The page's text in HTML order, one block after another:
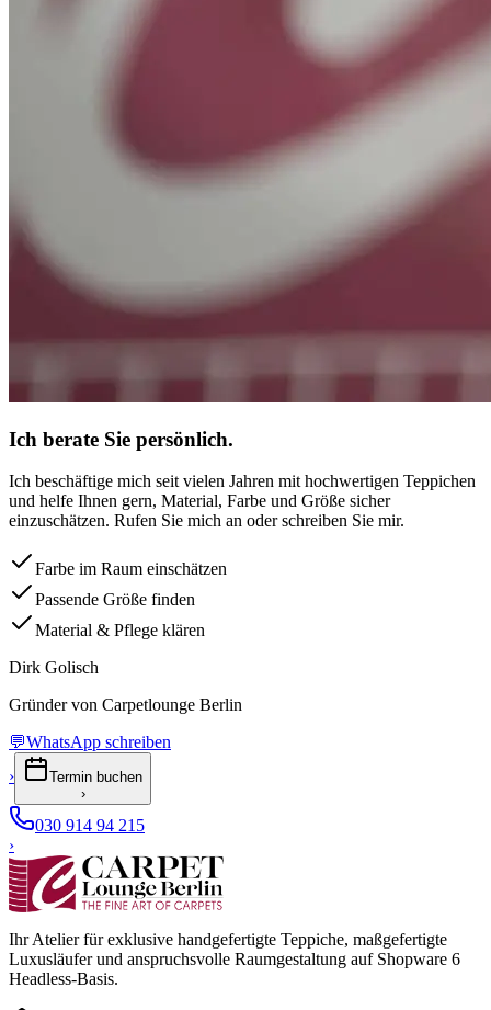
Ich berate Sie persönlich.
Ich beschäftige mich seit vielen Jahren mit hochwertigen Teppichen
und helfe Ihnen gern, Material, Farbe und Größe sicher
einzuschätzen. Rufen Sie mich an oder schreiben Sie mir.
Farbe im Raum einschätzen
Passende Größe finden
Material & Pflege klären
Dirk Golisch
Gründer von Carpetlounge Berlin
💬WhatsApp schreiben
›
Termin buchen
›
030 914 94 215
›
Ihr Atelier für exklusive handgefertigte Teppiche, maßgefertigte
Luxusläufer und anspruchsvolle Raumgestaltung auf Shopware 6
Headless-Basis.